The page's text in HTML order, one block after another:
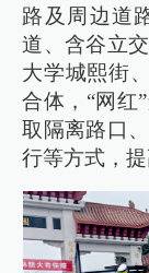
路及周边道
道、含谷立
大学城熙街
合体，“网红
取隔离路口
行等方式，提